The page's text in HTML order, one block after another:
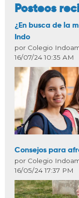
Posteos
¿En busca de la
Indo
por Colegio
16/07/24 10:35 AM
Consejos para
por Colegio
16/05/24 17:37 PM